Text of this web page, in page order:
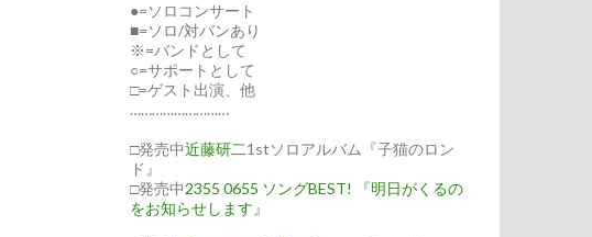
●=ソロコンサート
■=ソロ/対バンあり
※=バンドとして
○=サポートとして
□=ゲスト出演、他
………………………
□発売中近藤研二1stソロアルバム『子猫のロン
ド』
□発売中2355 0655 ソングBEST! 『明日がくるの
をお知らせします』